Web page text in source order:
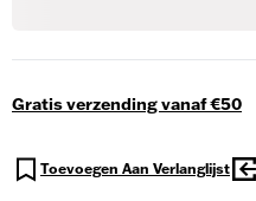
Gratis verzending vanaf €50
Toevoegen Aan Verlanglijst